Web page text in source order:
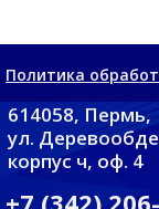
Политика
614058, Пермь,
ул.
корпус ч, оф. 4